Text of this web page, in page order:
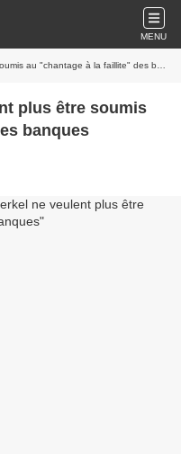
MENU
au "chantage à la faillite" des banques
plus être soumis
banques